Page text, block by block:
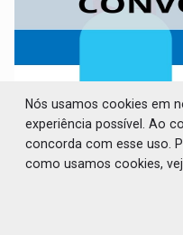
CONVOCAÇÃO DAS
Publicações Legais
Nós usamos cookies em
experiência possível. Ao
concorda com esse uso.
como usamos cookies,